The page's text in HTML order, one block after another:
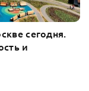
сегодня.
и